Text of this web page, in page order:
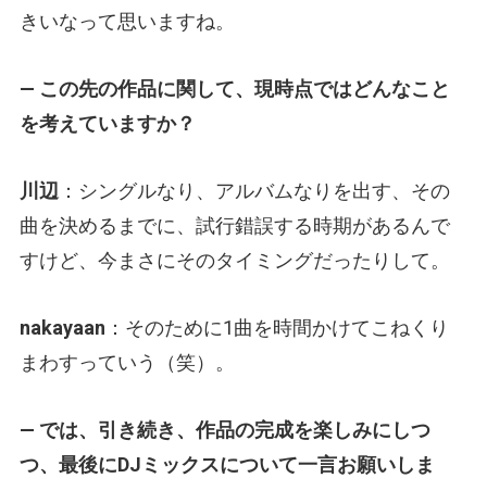
きいなって思いますね。
— この先の作品に関して、現時点ではどんなこと
を考えていますか？
川辺 ：シングルなり、アルバムなりを出す、その
曲を決めるまでに、試行錯誤する時期があるんで
すけど、今まさにそのタイミングだったりして。
nakayaan ：そのために1曲を時間かけてこねくり
まわすっていう（笑）。
— では、引き続き、作品の完成を楽しみにしつ
つ、最後にDJミックスについて一言お願いしま